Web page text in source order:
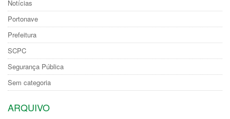
Notícias
Portonave
Prefeitura
SCPC
Segurança Pública
Sem categoria
ARQUIVO